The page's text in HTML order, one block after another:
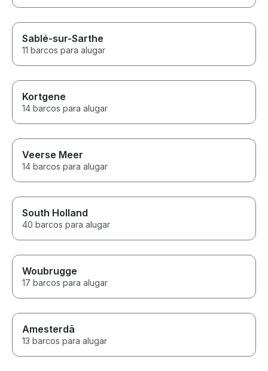
Sablé-sur-Sarthe
11 barcos para alugar
Kortgene
14 barcos para alugar
Veerse Meer
14 barcos para alugar
South Holland
40 barcos para alugar
Woubrugge
17 barcos para alugar
Amesterdã
13 barcos para alugar